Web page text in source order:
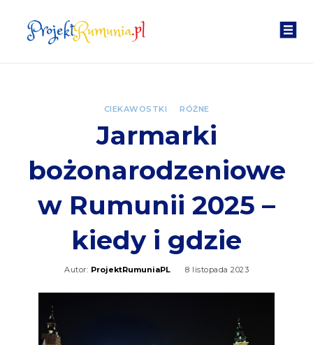
CIEKAWOSTKI RÓŻNE
Jarmarki
bożonarodzeniowe
w Rumunii 2025 –
kiedy i gdzie
Autor: ProjektRumuniaPL 8 listopada 2023